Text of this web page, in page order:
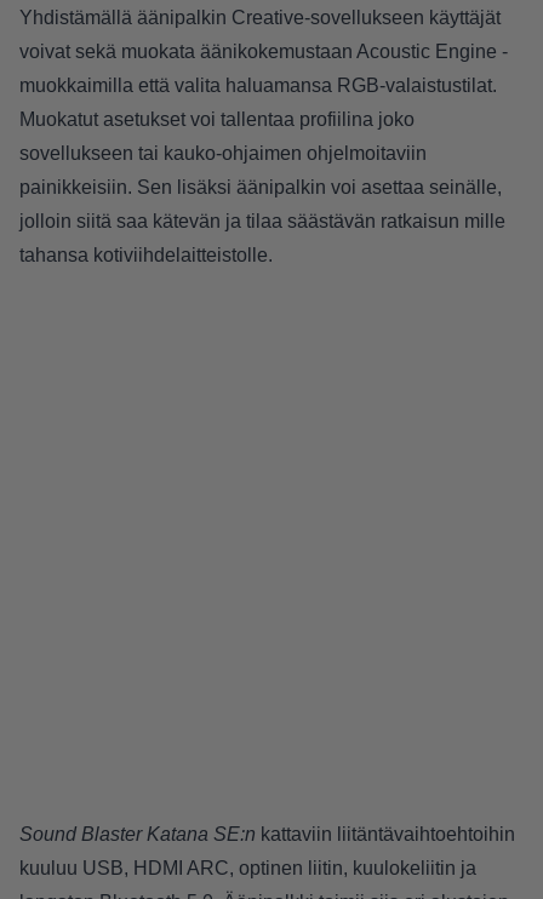
Yhdistämällä äänipalkin Creative-sovellukseen käyttäjät
voivat sekä muokata äänikokemustaan Acoustic Engine -
muokkaimilla että valita haluamansa RGB-valaistustilat.
Muokatut asetukset voi tallentaa profiilina joko
sovellukseen tai kauko-ohjaimen ohjelmoitaviin
painikkeisiin. Sen lisäksi äänipalkin voi asettaa seinälle,
jolloin siitä saa kätevän ja tilaa säästävän ratkaisun mille
tahansa kotiviihdelaitteistolle.
Sound Blaster Katana SE:n kattaviin liitäntävaihtoehtoihin
kuuluu USB, HDMI ARC, optinen liitin, kuulokeliitin ja